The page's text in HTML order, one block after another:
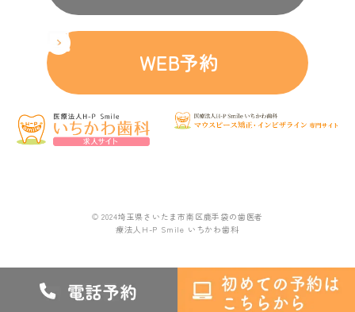
WEB予約
© 2024埼玉県さいたま市南区鹿手袋の歯医者
療法人H-P Smile いちかわ歯科